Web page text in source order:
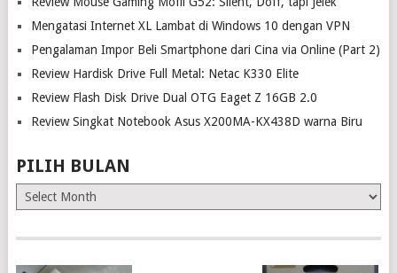
Mengatasi Internet XL Lambat di Windows 10 dengan VPN
Pengalaman Impor Beli Smartphone dari Cina via Online (Part 2)
Review Hardisk Drive Full Metal: Netac K330 Elite
Review Flash Disk Drive Dual OTG Eaget Z 16GB 2.0
Review Singkat Notebook Asus X200MA-KX438D warna Biru
PILIH BULAN
Pilih
Bulan